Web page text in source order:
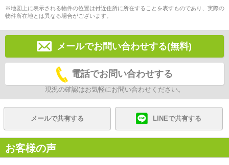
※地図上に表示される物件の位置は付近住所に所在することを表すものであり、実際の
物件所在地とは異なる場合がございます。
メールでお問い合わせする(無料)
電話でお問い合わせする
現況の確認はお気軽にお問い合わせください。
メールで共有する LINEで共有する
お客様の声